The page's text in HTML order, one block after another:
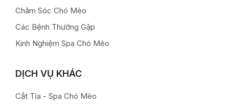
Chăm Sóc Chó Mèo
Các Bệnh Thường Gặp
Kinh Nghiệm Spa Chó Mèo
DỊCH VỤ KHÁC
Cắt Tỉa - Spa Chó Mèo